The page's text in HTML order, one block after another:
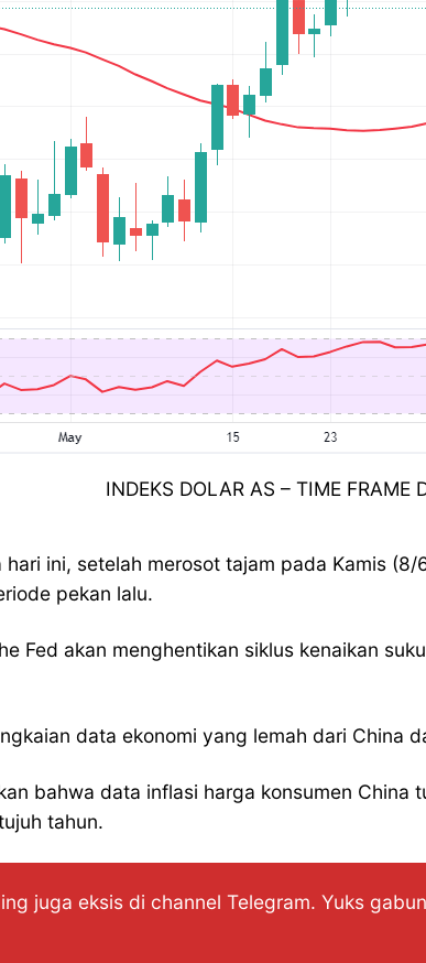
INDEKS DOLAR AS – TIME FRAME
ini, setelah merosot tajam pada Kamis
pekan lalu.
Fed akan menghentikan siklus kenaikan
data ekonomi yang lemah dari China
bahwa data inflasi harga konsumen
tahun.
juga eksis di channel Telegram. Yuks